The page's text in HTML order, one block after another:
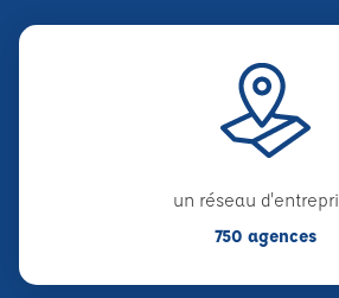
un réseau
750 agences